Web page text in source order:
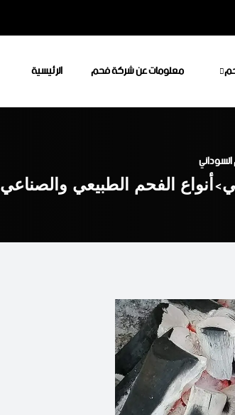
الرئيسية معلومات عن شركة فحم
> أنواع الفحم الطبيعي والصناعي